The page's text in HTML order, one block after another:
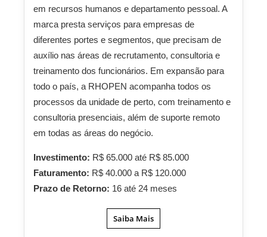
em recursos humanos e departamento pessoal. A
marca presta serviços para empresas de
diferentes portes e segmentos, que precisam de
auxílio nas áreas de recrutamento, consultoria e
treinamento dos funcionários. Em expansão para
todo o país, a RHOPEN acompanha todos os
processos da unidade de perto, com treinamento e
consultoria presenciais, além de suporte remoto
em todas as áreas do negócio.
Investimento: R$ 65.000 até R$ 85.000
Faturamento: R$ 40.000 a R$ 120.000
Prazo de Retorno: 16 até 24 meses
Saiba Mais